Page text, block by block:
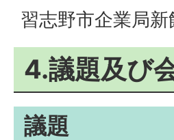
習志野市企業局
4.議題及び
議題